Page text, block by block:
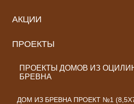
АКЦИИ
ПРОЕКТЫ
ПРОЕКТЫ ДОМОВ ИЗ
БРЕВНА
ДОМ ИЗ БРЕВНА ПРОЕКТ №1